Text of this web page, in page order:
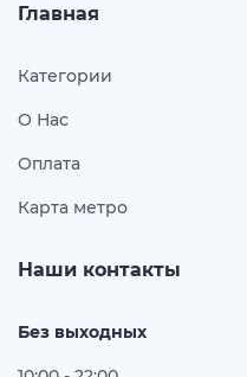
Главная
Категории
О Нас
Оплата
Карта метро
Наши контакты
Без выходных